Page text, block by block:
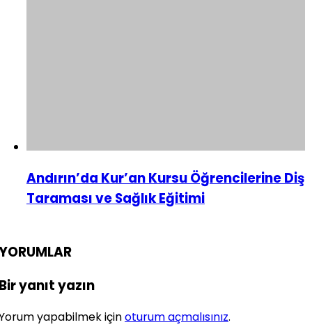
Andırın’da Kur’an Kursu Öğrencilerine Diş
Taraması ve Sağlık Eğitimi
yanıt yazın
yapabilmek içinoturum açmalısınız.